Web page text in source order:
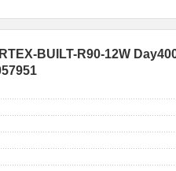
BUILT-R90-12W